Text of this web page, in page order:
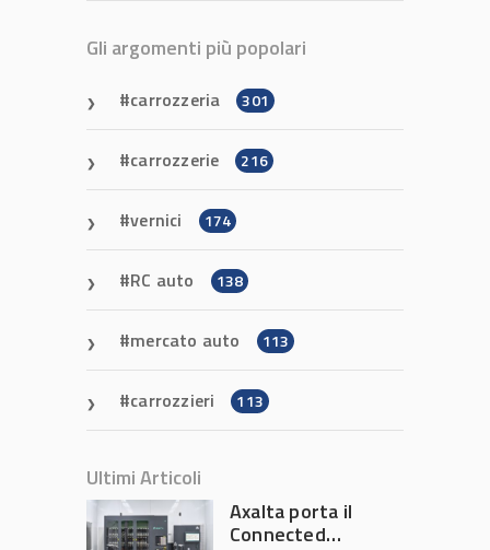
Gli argomenti più popolari
carrozzeria 301
carrozzerie 216
vernici 174
RC auto 138
mercato auto 113
carrozzieri 113
Ultimi Articoli
Axalta porta il
Connected